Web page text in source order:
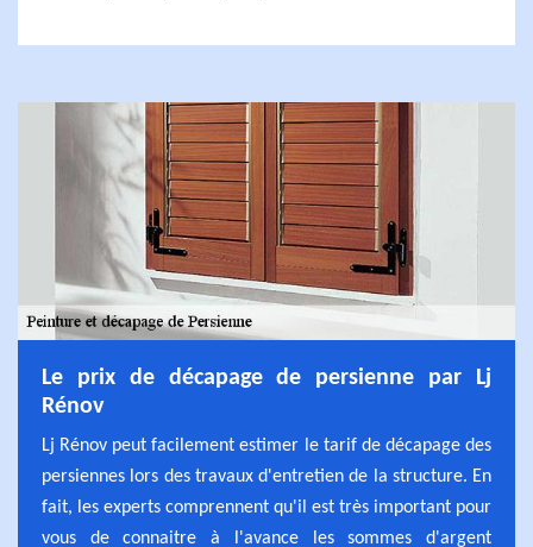
Le prix de décapage de persienne par Lj
Rénov
Lj Rénov peut facilement estimer le tarif de décapage des
persiennes lors des travaux d'entretien de la structure. En
fait, les experts comprennent qu'il est très important pour
vous de connaitre à l'avance les sommes d'argent